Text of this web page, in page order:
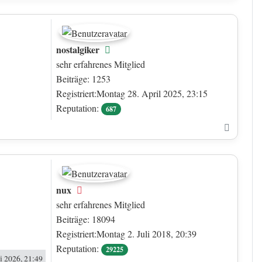
nostalgiker
sehr erfahrenes Mitglied
Beiträge: 1253
Registriert:Montag 28. April 2025, 23:15
Reputation:
687
nux
sehr erfahrenes Mitglied
Beiträge: 18094
Registriert:Montag 2. Juli 2018, 20:39
Reputation:
29225
2026, 21:49